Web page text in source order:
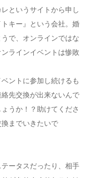
というサイトから申し
キー』という会社。婚
で、オンラインではな
ラインイベントは惨敗
ントに参加し続けるも
先交換が出来ないんで
うか！？助けてくださ
までいきたいで
ータスだったり、相手